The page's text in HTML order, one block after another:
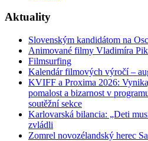
Aktuality
Slovenským kandidátom na
Animované filmy Vladimíra
Filmsurfing
Kalendár filmových výročí –
KVIFF a Proxima 2026:
pomalost a bizarnost v
soutěžní sekce
Karlovarská bilancia: „Deti
zvládli
Zomrel novozélandský herec